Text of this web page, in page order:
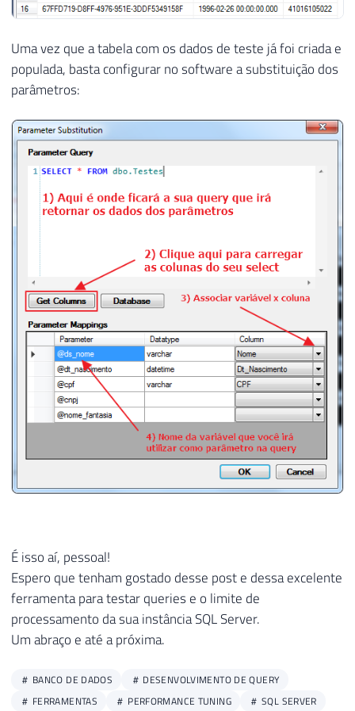
Uma vez que a tabela com os dados de teste já foi criada e
populada, basta configurar no software a substituição dos
parâmetros:
É isso aí, pessoal!
Espero que tenham gostado desse post e dessa excelente
ferramenta para testar queries e o limite de
processamento da sua instância SQL Server.
Um abraço e até a próxima.
BANCO DE DADOS
DESENVOLVIMENTO DE QUERY
FERRAMENTAS
PERFORMANCE TUNING SQL SERVER